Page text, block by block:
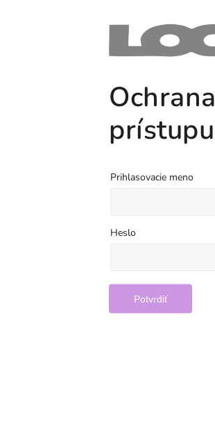
Ochrana
prístupu
Prihlasovacie meno
Heslo
Potvrdiť